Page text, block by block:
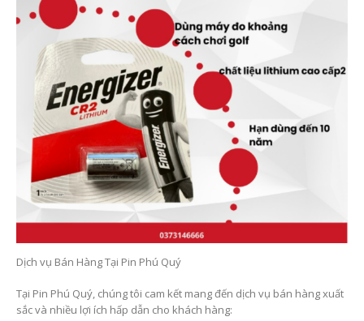
Dịch vụ Bán Hàng Tại Pin Phú Quý
Tại Pin Phú Quý, chúng tôi cam kết mang đến dịch vụ bán hàng xuất
sắc và nhiều lợi ích hấp dẫn cho khách hàng: